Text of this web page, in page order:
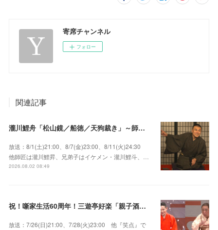
寄席チャンネル
フォロー
関連記事
瀧川鯉舟「松山鏡／船徳／天狗裁き」～師匠はあの唯一無二の雰囲気で爆笑をさらう瀧川鯉昇！
放送：8/1(土)21:00、8/7(金)23:00、8/11(火)24:30
他師匠は瀧川鯉昇、兄弟子はイケメン・瀧川鯉斗、…
2026.08.02 08:49
祝！噺家生活60周年！三遊亭好楽「親子酒」錦笑亭満堂「桜ん坊」～満堂フェス2026
放送：7/26(日)21:00、7/28(火)23:00 他『笑点』で